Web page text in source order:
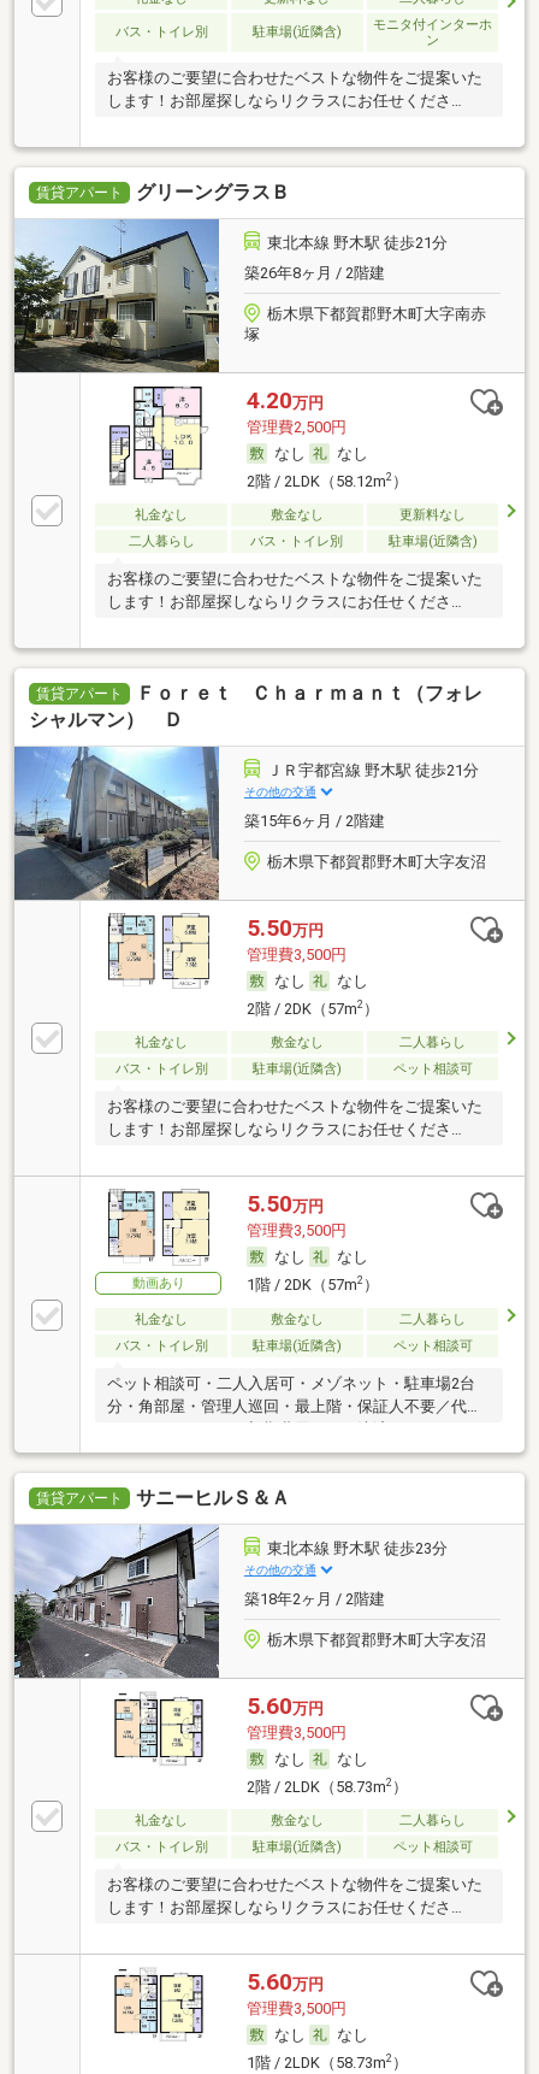
バス・トイレ別 駐車場(近隣含)
モニタ付インターホ
ン
お客様のご要望に合わせたベストな物件をご提案いた
します！お部屋探しならリクラスにお任せくださ
賃貸アパート グリーングラスＢ
東北本線 野木駅 徒歩21分
築26年8ヶ月 / 2階建
栃木県下都賀郡野木町大字南赤
塚
4.20万円
管理費2,500円
なし
なし
2階 / 2LDK（58.12m2）
礼金なし 敷金なし
更新料なし
二人暮らし
バス・トイレ別 駐車場(近隣含)
お客様のご要望に合わせたベストな物件をご提案いた
します！お部屋探しならリクラスにお任せくださ
賃貸アパート
Ｆｏｒｅｔ Ｃｈａｒｍａｎｔ（フォレ
シャルマン） Ｄ
ＪＲ宇都宮線 野木駅 徒歩21分
その他の交通
築15年6ヶ月 / 2階建
栃木県下都賀郡野木町大字友沼
5.50万円
管理費3,500円
なし
なし
2階 / 2DK（57m2）
礼金なし 敷金なし
二人暮らし
バス・トイレ別
駐車場(近隣含) ペット相談可
お客様のご要望に合わせたベストな物件をご提案いた
します！お部屋探しならリクラスにお任せくださ
動画あり
5.50万円
管理費3,500円
なし
なし
1階 / 2DK（57m2）
礼金なし 敷金なし
二人暮らし
バス・トイレ別
駐車場(近隣含) ペット相談可
ペット相談可・二人入居可・メゾネット・駐車場2台
分・角部屋・管理人巡回・最上階・保証人不要／代行
・ルームシェア可・初期費用カード決済可
賃貸アパート サニーヒルＳ＆Ａ
東北本線 野木駅 徒歩23分
その他の交通
築18年2ヶ月 / 2階建
栃木県下都賀郡野木町大字友沼
5.60万円
管理費3,500円
なし
なし
2階 / 2LDK（58.73m2）
礼金なし 敷金なし
二人暮らし
バス・トイレ別
駐車場(近隣含) ペット相談可
お客様のご要望に合わせたベストな物件をご提案いた
します！お部屋探しならリクラスにお任せくださ
5.60万円
管理費3,500円
なし
なし
1階 / 2LDK（58.73m2）